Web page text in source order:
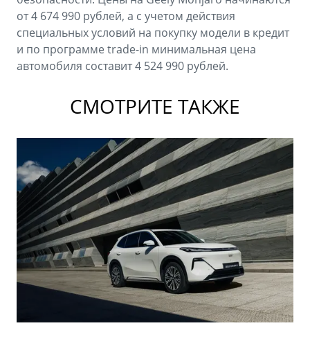
от 4 674 990 рублей, а с учетом действия
специальных условий на покупку модели в кредит
и по программе trade-in минимальная цена
автомобиля составит 4 524 990 рублей.
СМОТРИТЕ ТАКЖЕ